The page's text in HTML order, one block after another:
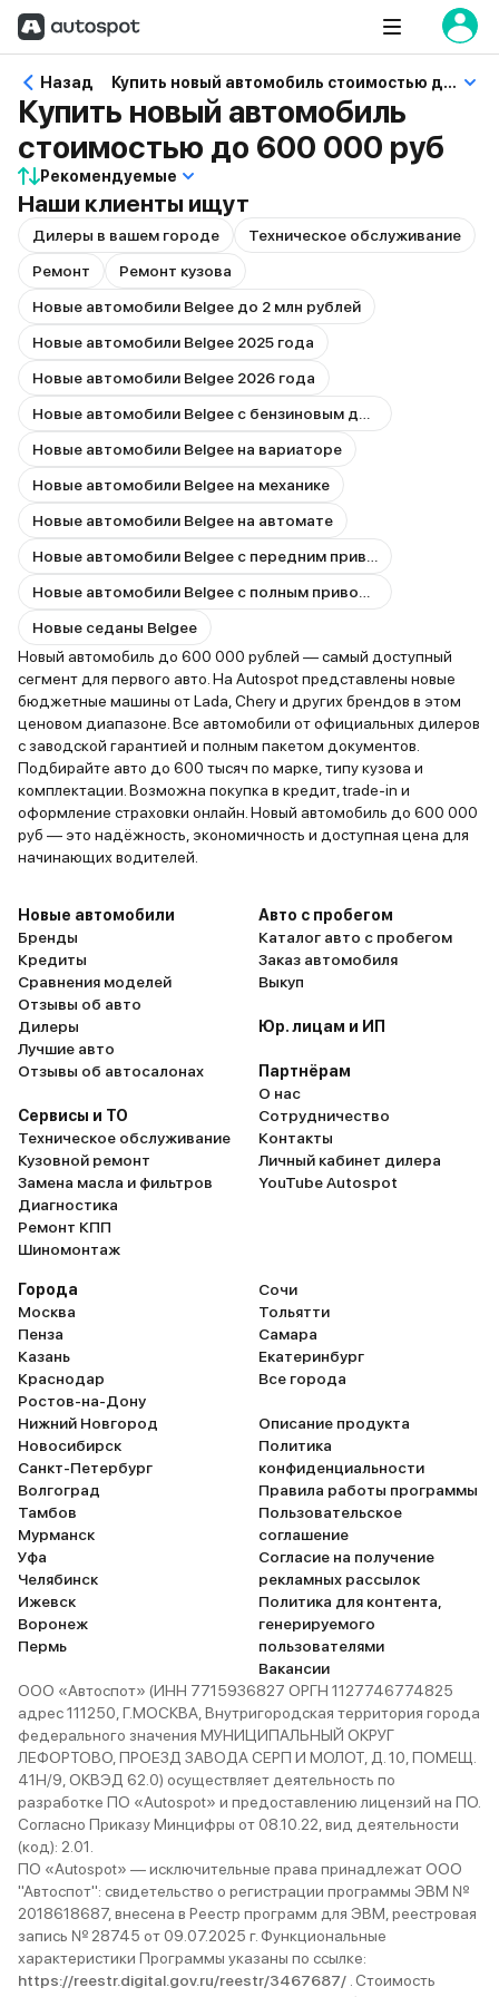
Назад Купить новый автомобиль стоимостью до 600 000 руб
Купить новый автомобиль
стоимостью до 600 000 руб
Рекомендуемые
Наши клиенты ищут
Дилеры в вашем городе
Техническое обслуживание
Ремонт
Ремонт кузова
Новые автомобили Belgee до 2 млн рублей
Новые автомобили Belgee 2025 года
Новые автомобили Belgee 2026 года
Новые автомобили Belgee на вариаторе
Новые автомобили Belgee на механике
Новые автомобили Belgee на автомате
Новые седаны Belgee
Новый автомобиль до 600 000 рублей — самый доступный
сегмент для первого авто. На Autospot представлены новые
бюджетные машины от Lada, Chery и других брендов в этом
ценовом диапазоне. Все автомобили от официальных дилеров
с заводской гарантией и полным пакетом документов.
Подбирайте авто до 600 тысяч по марке, типу кузова и
комплектации. Возможна покупка в кредит, trade-in и
оформление страховки онлайн. Новый автомобиль до 600 000
руб — это надёжность, экономичность и доступная цена для
начинающих водителей.
Новые автомобили
Бренды
Кредиты
Сравнения моделей
Отзывы об авто
Дилеры
Лучшие авто
Отзывы об автосалонах
Сервисы и ТО
Техническое обслуживание
Кузовной ремонт
Замена масла и фильтров
Диагностика
Ремонт КПП
Шиномонтаж
Авто с пробегом
Каталог авто с пробегом
Заказ автомобиля
Выкуп
Юр. лицам и ИП
Партнёрам
О нас
Сотрудничество
Контакты
Личный кабинет дилера
YouTube Autospot
Города
Москва
Пенза
Казань
Краснодар
Ростов-на-Дону
Нижний Новгород
Новосибирск
Санкт-Петербург
Волгоград
Тамбов
Мурманск
Уфа
Челябинск
Ижевск
Воронеж
Пермь
Сочи
Тольятти
Самара
Екатеринбург
Все города
Описание продукта
Политика
конфиденциальности
Правила работы программы
Пользовательское
соглашение
Согласие на получение
рекламных рассылок
Политика для контента,
генерируемого
пользователями
Вакансии
ООО «Автоспот» (ИНН 7715936827 ОРГН 1127746774825
адрес 111250, Г.МОСКВА, Внутригородская территория города
федерального значения МУНИЦИПАЛЬНЫЙ ОКРУГ
ЛЕФОРТОВО, ПРОЕЗД ЗАВОДА СЕРП И МОЛОТ, Д. 10, ПОМЕЩ.
41Н/9, ОКВЭД 62.0) осуществляет деятельность по
разработке ПО «Autospot» и предоставлению лицензий на ПО.
Согласно Приказу Минцифры от 08.10.22, вид деятельности
(код): 2.01.
ПО «Autospot» — исключительные права принадлежат ООО
"Автоспот": свидетельство о регистрации программы ЭВМ №
2018618687, внесена в Реестр программ для ЭВМ, реестровая
запись № 28745 от 09.07.2025 г. Функциональные
характеристики Программы указаны по ссылке:
https://reestr.digital.gov.ru/reestr/3467687/ . Стоимость